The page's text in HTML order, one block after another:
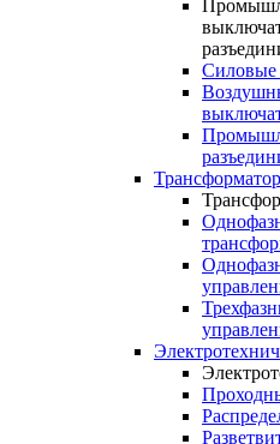
Силовые